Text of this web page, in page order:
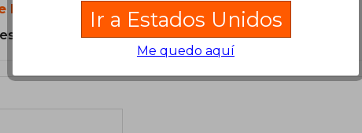
Tapa Blanda.
Ir a Estados Unidos
Me quedo aquí